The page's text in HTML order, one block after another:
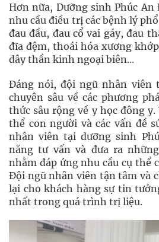
Hơn nữa, Dưỡng sinh Phúc
nhu cầu điều trị các bệnh lý
đau đầu, đau cổ vai gáy, đau
đĩa đệm, thoái hóa xương
dây thần kinh ngoại biên...
Đáng nói, đội ngũ nhân viên
chuyên sâu về các phương
thức sâu rộng về y học đông y.
thể con người và các vấn đề
nhân viên tại dưỡng sinh
năng tư vấn và đưa ra
nhằm đáp ứng nhu cầu cụ thể
Đội ngũ nhân viên tận tâm và
lại cho khách hàng sự tin
nhất trong quá trình trị liệu.